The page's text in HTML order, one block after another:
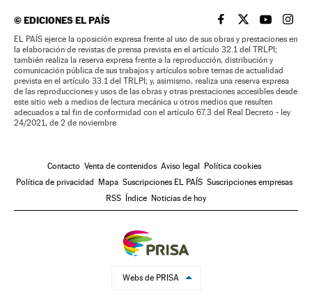
©EDICIONES EL PAÍS EL PAÍS BRASIL EN
EL PAÍSEL PAÍS
EL
EL PAÍS ejerce la oposición expresa frente al uso de sus obras y prestaciones en
la elaboración de revistas de prensa prevista en el artículo 32.1 del TRLPI;
también realiza la reserva expresa frente a la reproducción, distribución y
comunicación pública de sus trabajos y artículos sobre temas de actualidad
prevista en el artículo 33.1 del TRLPI; y, asimismo, realiza una reserva expresa
de las reproducciones y usos de las obras y otras prestaciones accesibles desde
este sitio web a medios de lectura mecánica u otros medios que resulten
adecuados a tal fin de conformidad con el artículo 67.3 del Real Decreto - ley
24/2021, de 2 de noviembre
Contacto Venta de contenidos Aviso legal
Política cookies
Política de privacidad
Mapa Suscripciones EL PAÍS Suscripciones empresas
RSS
Índice Noticias de hoy
Webs de PRISA